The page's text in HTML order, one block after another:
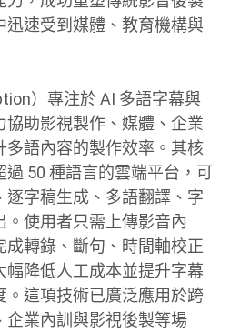
迅速受到媒體、教育機構與
）專注於 AI 多語字幕與
協助影視製作、媒體、企業
多語內容的製作效率。其核
過 50 種語言的雲端平台，可
逐字稿生成、多語翻譯、字
。使用者只需上傳影音內
成轉錄、斷句、時間軸校正
幅降低人工成本並提升字幕
。這項技術已廣泛應用於跨
企業內訓與影視後製等場